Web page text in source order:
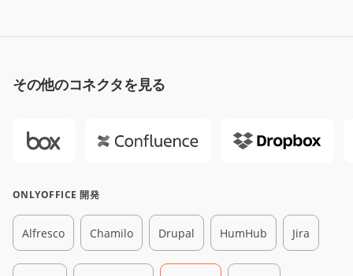
その他のコネクタを見る
ONLYOFFICE 開発
Alfresco Chamilo Drupal HumHub Jira